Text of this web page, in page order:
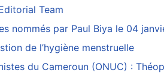
Team
nommés par Paul Biya le 04
de l’hygiène menstruelle
du Cameroun (ONUC) :